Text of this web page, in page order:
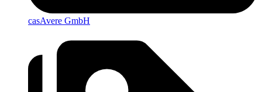
casAvere GmbH